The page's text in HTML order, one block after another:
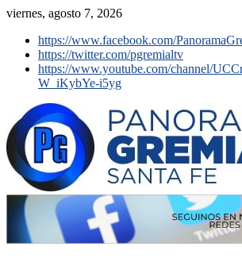
viernes, agosto 7, 2026
https://www.facebook.com/
https://twitter.com/pgremialtv
https://www.youtube.com/channel/
W_iKybYe-i5yg